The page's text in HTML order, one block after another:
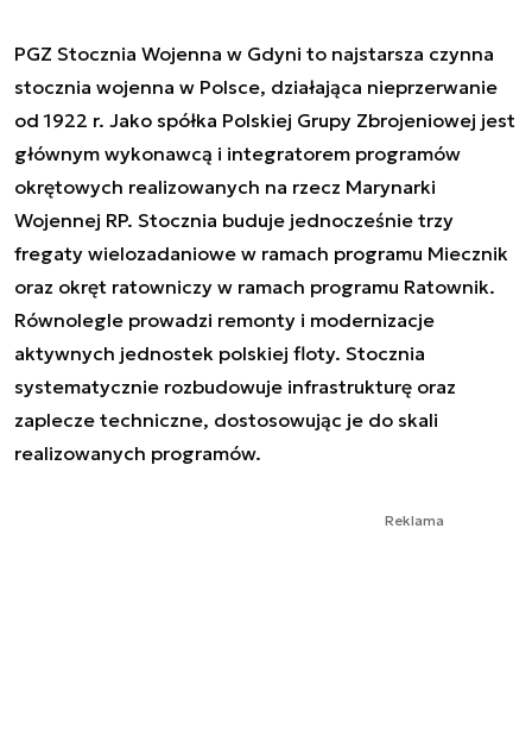
PGZ Stocznia Wojenna w Gdyni to najstarsza czynna
stocznia wojenna w Polsce, działająca nieprzerwanie
od 1922 r. Jako spółka Polskiej Grupy Zbrojeniowej jest
głównym wykonawcą i integratorem programów
okrętowych realizowanych na rzecz Marynarki
Wojennej RP. Stocznia buduje jednocześnie trzy
fregaty wielozadaniowe w ramach programu Miecznik
oraz okręt ratowniczy w ramach programu Ratownik.
Równolegle prowadzi remonty i modernizacje
aktywnych jednostek polskiej floty. Stocznia
systematycznie rozbudowuje infrastrukturę oraz
zaplecze techniczne, dostosowując je do skali
realizowanych programów.
Reklama